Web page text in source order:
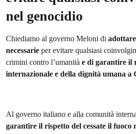
nel genocidio
Chiediamo al governo Meloni di
necessarie per evitare qualsiasi
crimini contro l’umanità e di garantire il
internazionale e della dignità umana a
Al governo italiano e alla comunità
garantire il rispetto del cessate il fuoco